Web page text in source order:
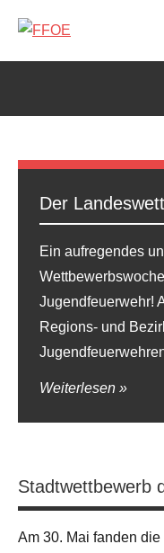
Inhalt
springen
FFOE
Der
Ein aufregendes
Jugendfeuerwehr!
Regions- und
Weiterlesen
Stadtwettbewerb
Am 30. Mai fanden